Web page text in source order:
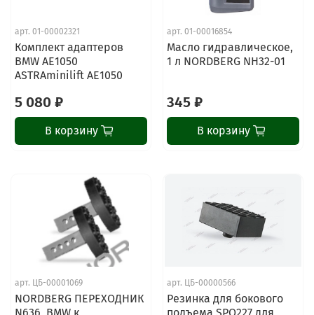
арт. 01-00002321
Комплект адаптеров
BMW AE1050
ASTRAminilift AE1050
5 080 ₽
В корзину
арт. 01-00016854
Масло гидравлическое,
1 л NORDBERG NH32-01
345 ₽
В корзину
арт. ЦБ-00001069
NORDBERG ПЕРЕХОДНИК
арт. ЦБ-00000566
Резинка для бокового